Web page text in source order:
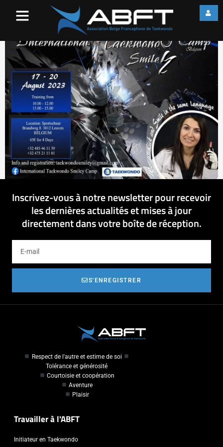
Camp Smiley 2023
Inscrivez-vous à notre newsletter pour recevoir
les dernières actualités et mises à jour
directement dans votre boîte de réception.
S'ENREGISTRER
Respect de l'autre et estime de soi
Tolérance et générosité
Courtoisie et coopération
Aventure
Plaisir
Travailler à l'ABFT
Initiateur en Taekwondo